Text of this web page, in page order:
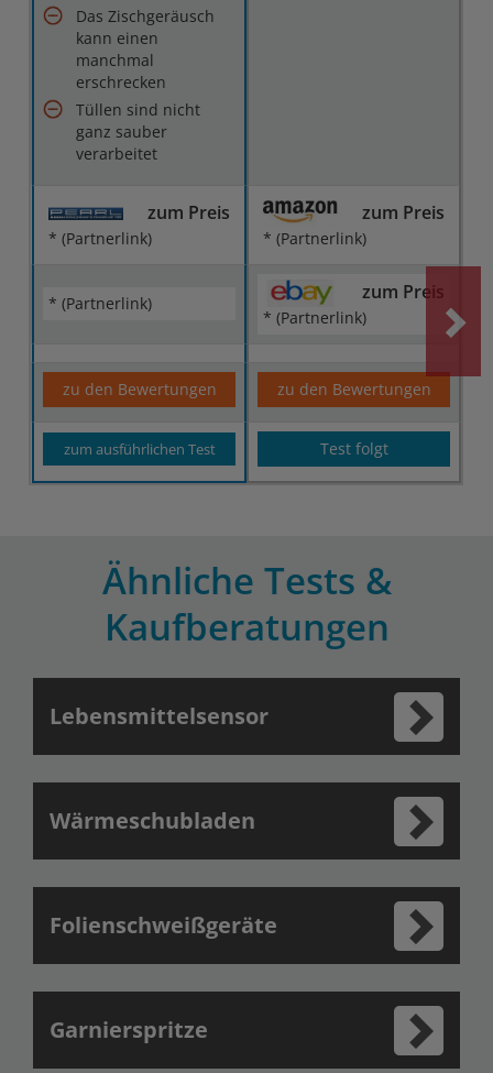
Das Zischgeräusch
kann einen
manchmal
erschrecken
Tüllen sind nicht
ganz sauber
verarbeitet
zum Preis
* (Partnerlink)
zum Preis
* (Partnerlink)
* (Partnerlink) zum Preis
* (Partnerlink)
zu den Bewertungen zu den Bewertungen
zum ausführlichen Test Test folgt
Ähnliche Tests &
Kaufberatungen
Lebensmittelsensor
Wärmeschubladen
Folienschweißgeräte
Garnierspritze